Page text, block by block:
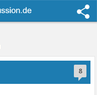
8